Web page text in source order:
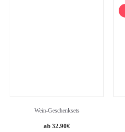
Wein-Geschenksets
32.90€